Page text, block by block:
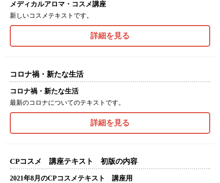
メディカルアロマ・コスメ講座
新しいコスメテキストです。
詳細を見る
コロナ禍・新たな生活
コロナ禍・新たな生活
最新のコロナについてのテキストです。
詳細を見る
CPコスメ 講座テキスト 初版の内容
2021年8月のCPコスメテキスト 講座用